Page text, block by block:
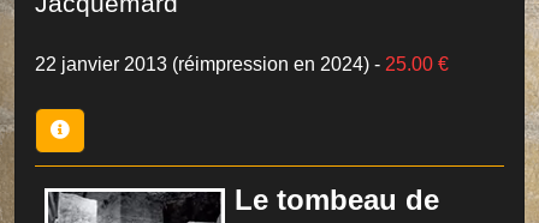
22 janvier 2013 (réimpression en 2024) - 25.00 €
Le tombeau de